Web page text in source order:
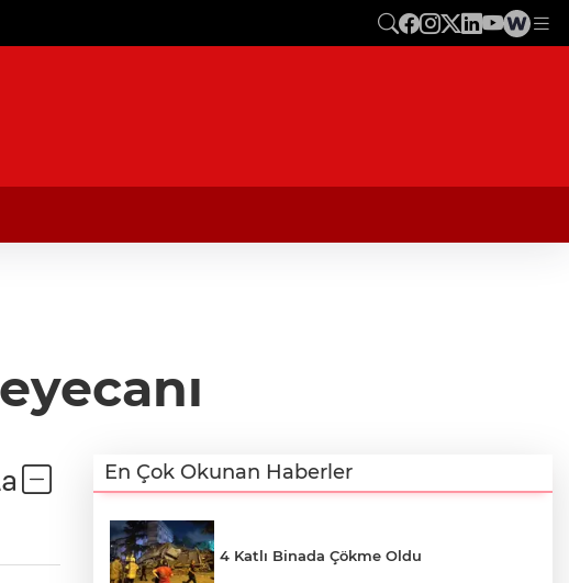
En Çok Okunan Haberler
4 Katlı Binada Çökme Oldu